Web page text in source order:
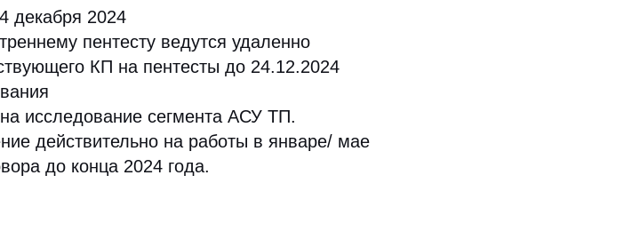
декабря 2024
пентесту ведутся удаленно
КП на пентесты до 24.12.2024
исследование сегмента АСУ ТП.
действительно на работы в январе/ мае
до конца 2024 года.